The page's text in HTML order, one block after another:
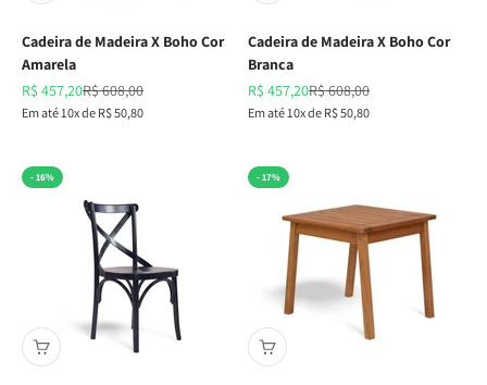
Cadeira de Madeira X Boho Cor
Amarela
Preço promocional
R$ 457,20Preço normal
R$ 608,00
Em até 10x de R$ 50,80
Cadeira de Madeira X Boho Cor
Branca
Preço promocional
R$ 457,20Preço normal
R$ 608,00
Em até 10x de R$ 50,80
- 16% - 17%